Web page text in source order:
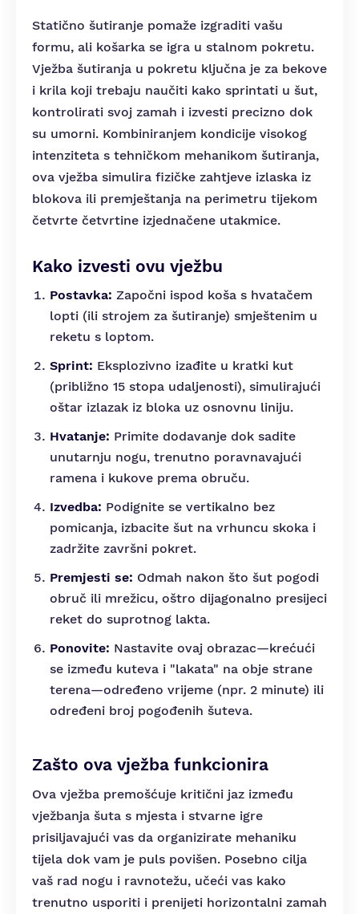
Statično šutiranje pomaže izgraditi vašu
formu, ali košarka se igra u stalnom pokretu.
Vježba šutiranja u pokretu ključna je za bekove
i krila koji trebaju naučiti kako sprintati u šut,
kontrolirati svoj zamah i izvesti precizno dok
su umorni. Kombiniranjem kondicije visokog
intenziteta s tehničkom mehanikom šutiranja,
ova vježba simulira fizičke zahtjeve izlaska iz
blokova ili premještanja na perimetru tijekom
četvrte četvrtine izjednačene utakmice.
Kako izvesti ovu vježbu
Postavka: Započni ispod koša s hvatačem
lopti (ili strojem za šutiranje) smještenim u
reketu s loptom.
Sprint: Eksplozivno izađite u kratki kut
(približno 15 stopa udaljenosti), simulirajući
oštar izlazak iz bloka uz osnovnu liniju.
Hvatanje: Primite dodavanje dok sadite
unutarnju nogu, trenutno poravnavajući
ramena i kukove prema obruču.
Izvedba: Podignite se vertikalno bez
pomicanja, izbacite šut na vrhuncu skoka i
zadržite završni pokret.
Premjesti se: Odmah nakon što šut pogodi
obruč ili mrežicu, oštro dijagonalno presijeci
reket do suprotnog lakta.
Ponovite: Nastavite ovaj obrazac—krećući
se između kuteva i "lakata" na obje strane
terena—određeno vrijeme (npr. 2 minute) ili
određeni broj pogođenih šuteva.
Zašto ova vježba funkcionira
Ova vježba premošćuje kritični jaz između
vježbanja šuta s mjesta i stvarne igre
prisiljavajući vas da organizirate mehaniku
tijela dok vam je puls povišen. Posebno cilja
vaš rad nogu i ravnotežu, učeći vas kako
trenutno usporiti i prenijeti horizontalni zamah